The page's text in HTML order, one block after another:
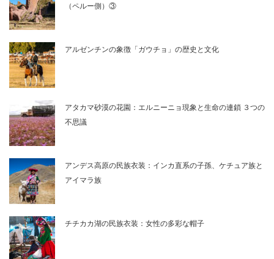
（ペルー側）③
アルゼンチンの象徴「ガウチョ」の歴史と文化
アタカマ砂漠の花園：エルニーニョ現象と生命の連鎖 ３つの
不思議
アンデス高原の民族衣装：インカ直系の子孫、ケチュア族と
アイマラ族
チチカカ湖の民族衣装：女性の多彩な帽子